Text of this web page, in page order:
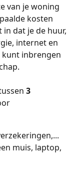
van je woning
kosten
dat je de huur,
internet en
inbrengen
3
muis, laptop,